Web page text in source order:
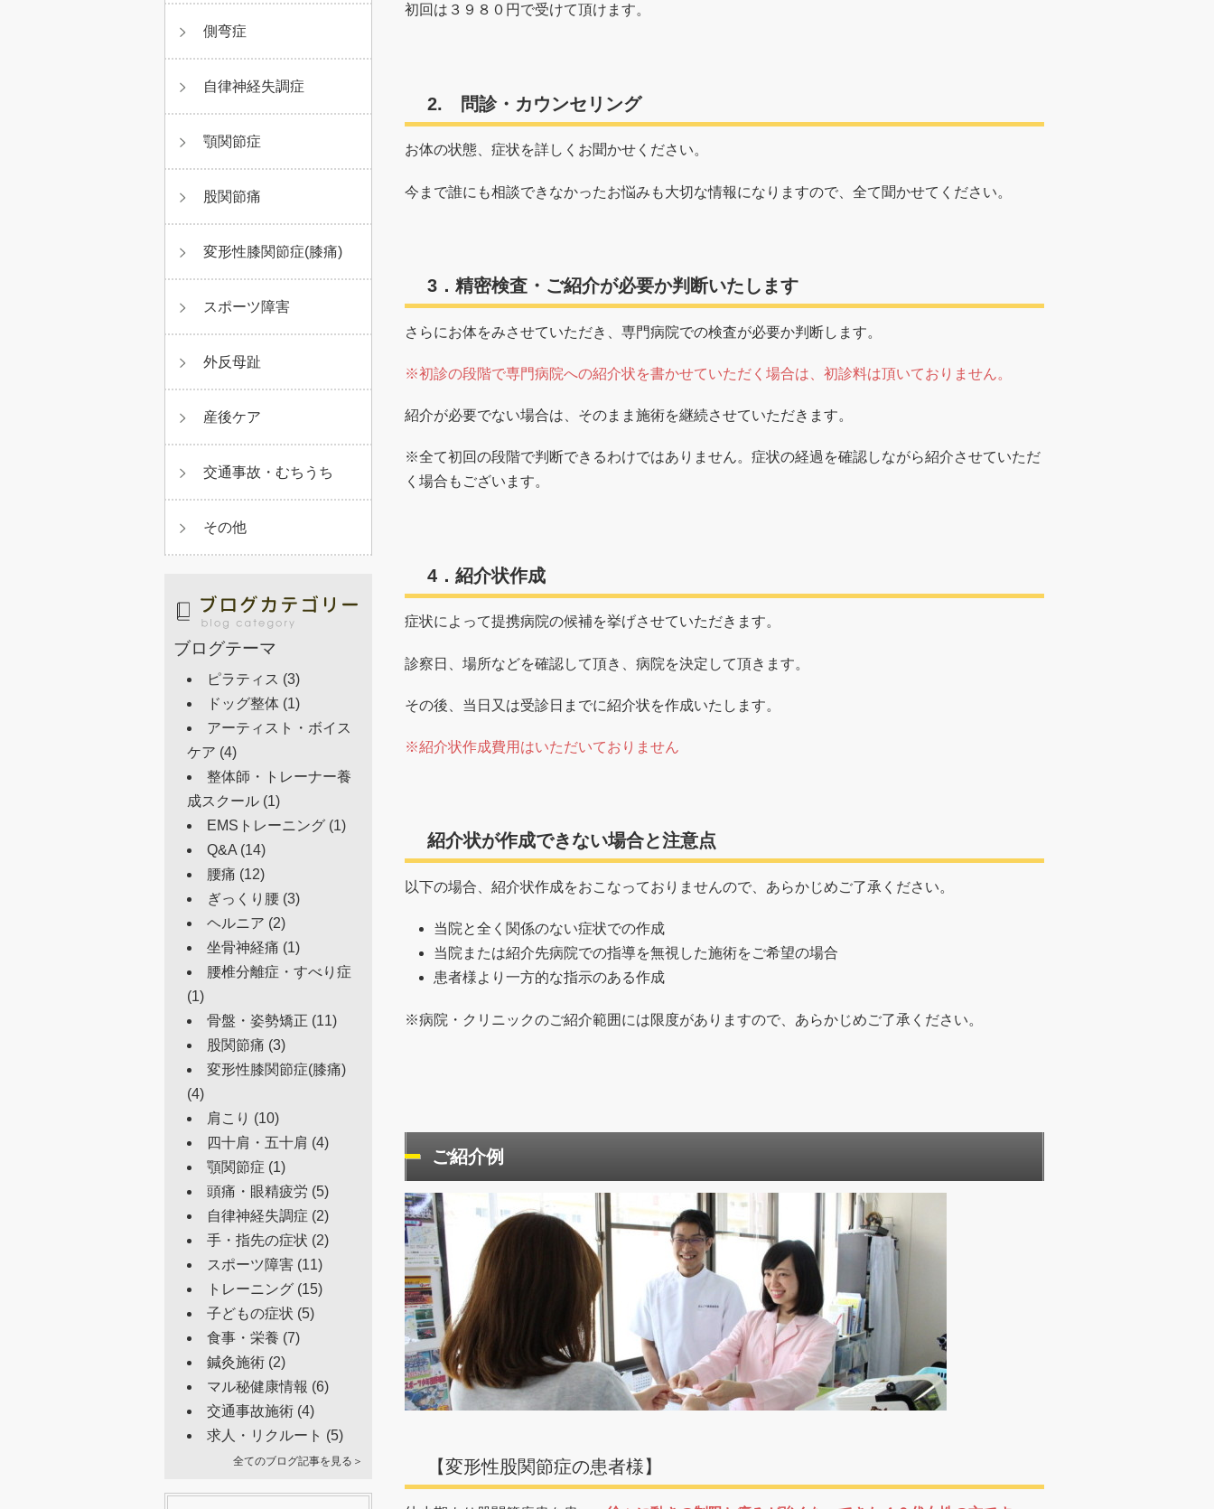
側弯症
自律神経失調症
顎関節症
股関節痛
変形性膝関節症(膝痛)
スポーツ障害
外反母趾
産後ケア
交通事故・むちうち
その他
ブログテーマ
ピラティス (3)
ドッグ整体 (1)
アーティスト・ボイス
ケア (4)
整体師・トレーナー養
成スクール (1)
EMSトレーニング (1)
Q&A (14)
腰痛 (12)
ぎっくり腰 (3)
ヘルニア (2)
坐骨神経痛 (1)
腰椎分離症・すべり症
(1)
骨盤・姿勢矯正 (11)
股関節痛 (3)
変形性膝関節症(膝痛)
(4)
肩こり (10)
四十肩・五十肩 (4)
顎関節症 (1)
頭痛・眼精疲労 (5)
自律神経失調症 (2)
手・指先の症状 (2)
スポーツ障害 (11)
トレーニング (15)
子どもの症状 (5)
食事・栄養 (7)
鍼灸施術 (2)
マル秘健康情報 (6)
交通事故施術 (4)
求人・リクルート (5)
全てのブログ記事を見る＞
初回は３９８０円で受けて頂けます。
2. 問診・カウンセリング
お体の状態、症状を詳しくお聞かせください。
今まで誰にも相談できなかったお悩みも大切な情報になりますので、全て聞かせてください。
3．精密検査・ご紹介が必要か判断いたします
さらにお体をみさせていただき、専門病院での検査が必要か判断します。
※初診の段階で専門病院への紹介状を書かせていただく場合は、初診料は頂いておりません。
紹介が必要でない場合は、そのまま施術を継続させていただきます。
※全て初回の段階で判断できるわけではありません。症状の経過を確認しながら紹介させていただ
く場合もございます。
4．紹介状作成
症状によって提携病院の候補を挙げさせていただきます。
診察日、場所などを確認して頂き、病院を決定して頂きます。
その後、当日又は受診日までに紹介状を作成いたします。
※紹介状作成費用はいただいておりません
紹介状が作成できない場合と注意点
以下の場合、紹介状作成をおこなっておりませんので、あらかじめご了承ください。
当院と全く関係のない症状での作成
当院または紹介先病院での指導を無視した施術をご希望の場合
患者様より一方的な指示のある作成
※病院・クリニックのご紹介範囲には限度がありますので、あらかじめご了承ください。
ご紹介例
【変形性股関節症の患者様】